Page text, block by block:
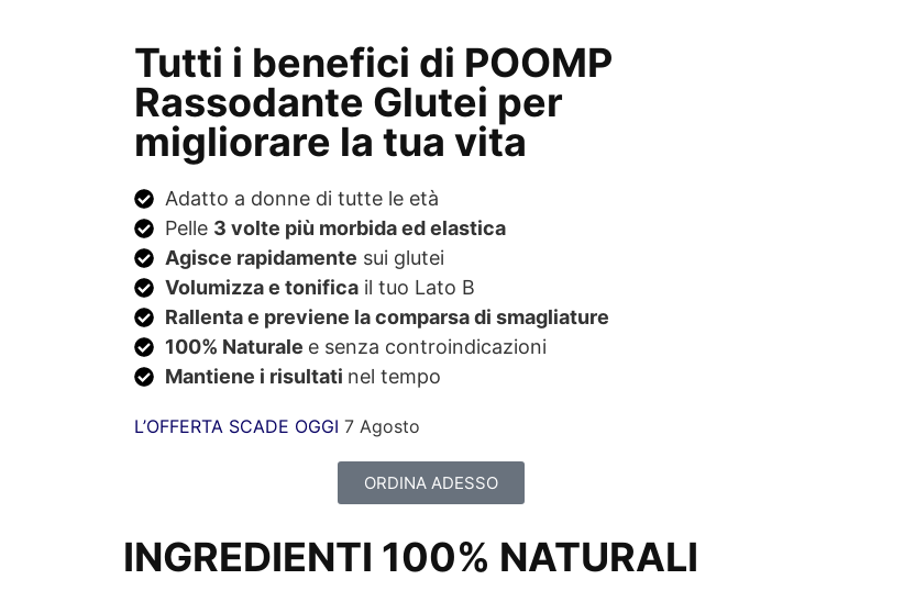
Tutti i benefici di POOMP
Rassodante Glutei per
migliorare la tua vita
Adatto a donne di tutte le età
Pelle 3 volte più morbida ed elastica
Agisce rapidamente sui glutei
Volumizza e tonificail tuo Lato B
Rallenta e previene la comparsa di smagliature
100% Naturale e senza controindicazioni
Mantiene i risultati nel tempo
L’OFFERTA SCADE OGGI 7 Agosto
ORDINA ADESSO
INGREDIENTI 100% NATURALI